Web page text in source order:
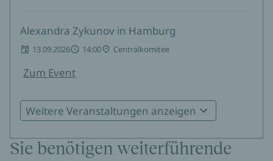
Alexandra Zykunov in Hamburg
13.09.2026 14:00 Centralkomitee
Zum Event
Alexandra Zykunov in Leipzig
Zum Event
Weitere Veranstaltungen anzeigen
Sie benötigen weiterführende